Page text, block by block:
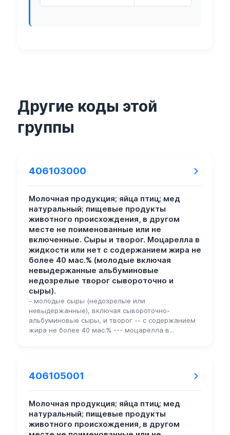
Другие коды этой
группы
406103000
Молочная продукция; яйца птиц; мед
натуральный; пищевые продукты
животного происхождения, в другом
месте не поименованные или не
включенные. Сыры и творог. Моцарелла в
жидкости или нет с содержанием жира не
более 40 мас.% (молодые включая
невыдержанные альбуминовые
недозрелые творог сывороточно и
сыры).
- молодые сыры (недозрелые или
невыдержанные), включая сывороточно-
альбуминовые сыры, и творог -- с содержанием
жира не более 40 мас.% --- моцарелла в...
406105001
Молочная продукция; яйца птиц; мед
натуральный; пищевые продукты
животного происхождения, в другом